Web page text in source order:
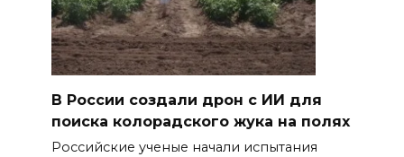
В России создали дрон с ИИ для
поиска колорадского жука на полях
Российские ученые начали испытания